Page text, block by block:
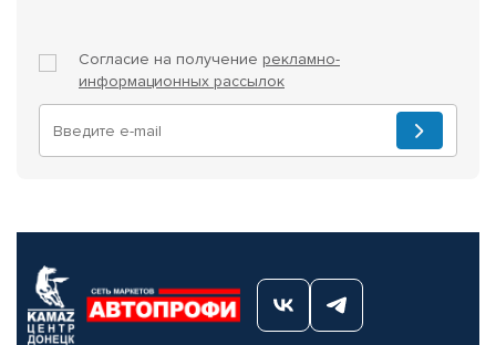
Согласие на получение рекламно-
информационных рассылок